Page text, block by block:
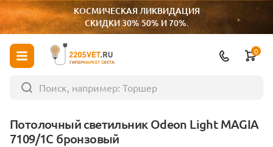
КОСМИЧЕСКАЯ ЛИКВИДАЦИЯ
СКИДКИ 30% 50% И 70%.
ГИПЕРМАРКЕТ СВЕТА
0
Потолочный светильник Odeon Light MAGIA
7109/1C бронзовый